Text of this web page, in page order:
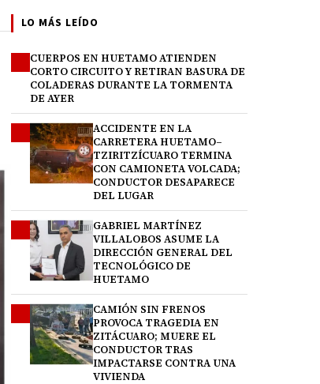
LO MÁS LEÍDO
CUERPOS EN HUETAMO ATIENDEN
CORTO CIRCUITO Y RETIRAN BASURA DE
COLADERAS DURANTE LA TORMENTA
DE AYER
ACCIDENTE EN LA
CARRETERA HUETAMO–
TZIRITZÍCUARO TERMINA
CON CAMIONETA VOLCADA;
CONDUCTOR DESAPARECE
DEL LUGAR
GABRIEL MARTÍNEZ
VILLALOBOS ASUME LA
DIRECCIÓN GENERAL DEL
TECNOLÓGICO DE
HUETAMO
CAMIÓN SIN FRENOS
PROVOCA TRAGEDIA EN
ZITÁCUARO; MUERE EL
CONDUCTOR TRAS
IMPACTARSE CONTRA UNA
VIVIENDA